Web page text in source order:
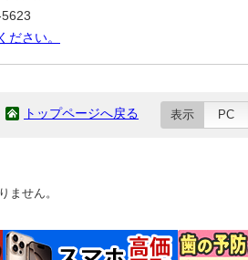
ださい。
トップページへ戻る 表示 PC
ません。